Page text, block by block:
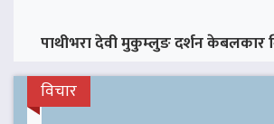
पाथीभरा देवी मुकुम्लुङ दर्शन केबलकार
विचार